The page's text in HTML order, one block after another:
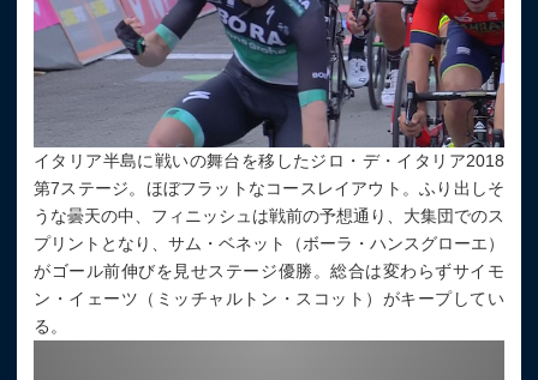
イタリア半島に戦いの舞台を移したジロ・デ・イタリア2018
第7ステージ。ほぼフラットなコースレイアウト。ふり出しそ
うな曇天の中、フィニッシュは戦前の予想通り、大集団でのス
プリントとなり、サム・ベネット（ボーラ・ハンスグローエ）
がゴール前伸びを見せステージ優勝。総合は変わらずサイモ
ン・イェーツ（ミッチャルトン・スコット）がキープしてい
る。